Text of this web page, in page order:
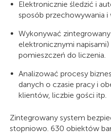
Elektronicznie śledzić i
sposób przechowywania
Wykonywać
elektronicznymi
pomieszczeń do liczenia.
Analizować procesy
danych o czasie pracy i
klientów, liczbie gości itp.
Zintegrowany system
stopniowo. 630 obiektów